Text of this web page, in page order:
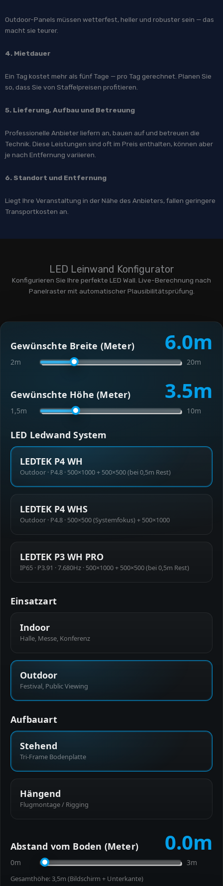
Outdoor-Panels müssen wetterfest, heller und robuster sein — das
macht sie teurer.
4. Mietdauer
Ein Tag kostet mehr als fünf Tage — pro Tag gerechnet. Planen Sie
so, dass Sie von Staffelpreisen profitieren.
5. Lieferung, Aufbau und Betreuung
Professionelle Anbieter liefern an, bauen auf und betreuen die
Technik. Diese Leistungen sind oft im Preis enthalten, können aber
je nach Entfernung variieren.
6. Standort und Entfernung
Liegt Ihre Veranstaltung in der Nähe des Anbieters, fallen geringere
Transportkosten an.
LED Leinwand Konfigurator
Konfigurieren Sie Ihre perfekte LED Wall. Live-Berechnung nach
Panelraster mit automatischer Plausibilitätsprüfung.
Gewünschte Breite (Meter) 6.0m
2m 20m
Gewünschte Höhe (Meter) 3.5m
1,5m 10m
LED Ledwand System
LEDTEK P4 WH
Outdoor · P4.8 · 500×1000 + 500×500 (bei 0,5m Rest)
LEDTEK P4 WHS
Outdoor · P4.8 · 500×500 (Systemfokus) + 500×1000
LEDTEK P3 WH PRO
IP65 · P3.91 · 7.680Hz · 500×1000 + 500×500 (bei 0,5m Rest)
Einsatzart
Indoor
Halle, Messe, Konferenz
Outdoor
Festival, Public Viewing
Aufbauart
Stehend
Tri-Frame Bodenplatte
Hängend
Flugmontage / Rigging
Abstand vom Boden (Meter) 0.0m
0m 3m
Gesamthöhe:3,5m (Bildschirm + Unterkante)